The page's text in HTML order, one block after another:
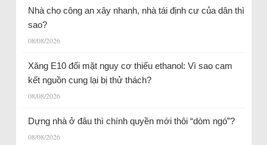
Nhà cho công an xây nhanh, nhà tái định cư của dân thì
sao?
08/08/2026
Xăng E10 đối mặt nguy cơ thiếu ethanol: Vì sao cam
kết nguồn cung lại bị thử thách?
08/08/2026
Dựng nhà ở đâu thì chính quyền mới thôi “dòm ngó”?
08/08/2026